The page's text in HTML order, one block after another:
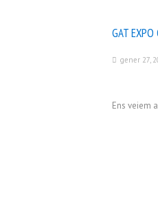
GAT
gener 27,
Ens veiem